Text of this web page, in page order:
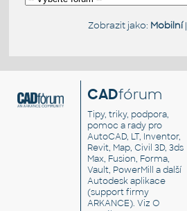
Zobrazit jako: Mobilní|
CADfórum
Tipy, triky, podpora,
pomoc a rady pro
AutoCAD, LT, Inventor,
Revit, Map, Civil 3D, 3ds
Max, Fusion, Forma,
Vault, PowerMill a další
Autodesk aplikace
(support firmy
ARKANCE). VizO